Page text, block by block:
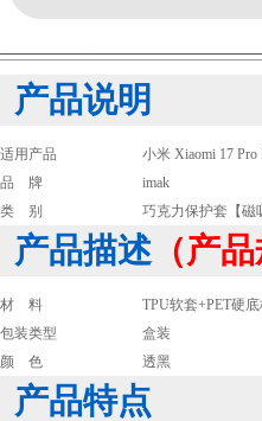
产品说明
适用产品
小米 Xiaomi 17 Pro
品 牌
imak
类 别
巧克力保护套【磁
产品描述 （产
材 料
TPU软套+PET硬
包装类型
盒装
颜 色
透黑
产品特点